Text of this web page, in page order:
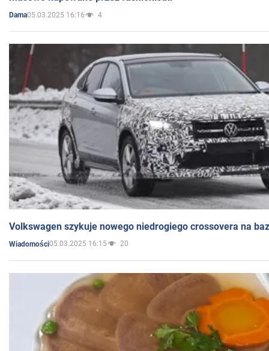
Dama05.03.2025 16:16 4
Volkswagen szykuje nowego niedrogiego crossovera na
Wiadomości05.03.2025 16:15 20